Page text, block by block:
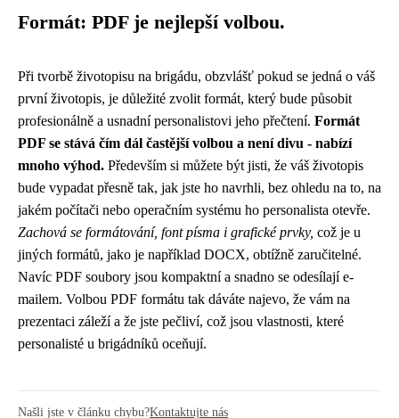
Formát: PDF je nejlepší volbou.
Při tvorbě životopisu na brigádu, obzvlášť pokud se jedná o váš
první životopis, je důležité zvolit formát, který bude působit
profesionálně a usnadní personalistovi jeho přečtení. Formát
PDF se stává čím dál častější volbou a není divu - nabízí
mnoho výhod. Především si můžete být jisti, že váš životopis
bude vypadat přesně tak, jak jste ho navrhli, bez ohledu na to, na
jakém počítači nebo operačním systému ho personalista otevře.
Zachová se formátování, font písma i grafické prvky, což je u
jiných formátů, jako je například DOCX, obtížně zaručitelné.
Navíc PDF soubory jsou kompaktní a snadno se odesílají e-
mailem. Volbou PDF formátu tak dáváte najevo, že vám na
prezentaci záleží a že jste pečliví, což jsou vlastnosti, které
personalisté u brigádníků oceňují.
Našli jste v článku chybu?Kontaktujte nás